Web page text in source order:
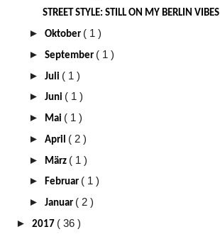
STREET STYLE: STILL ON MY BERLIN VIBES
►Oktober ( 1 )
►September ( 1 )
►Juli ( 1 )
►Juni ( 1 )
►
Mai ( 1 )
►April ( 2 )
►
März ( 1 )
►Februar ( 1 )
►Januar ( 2 )
►2017 ( 36 )